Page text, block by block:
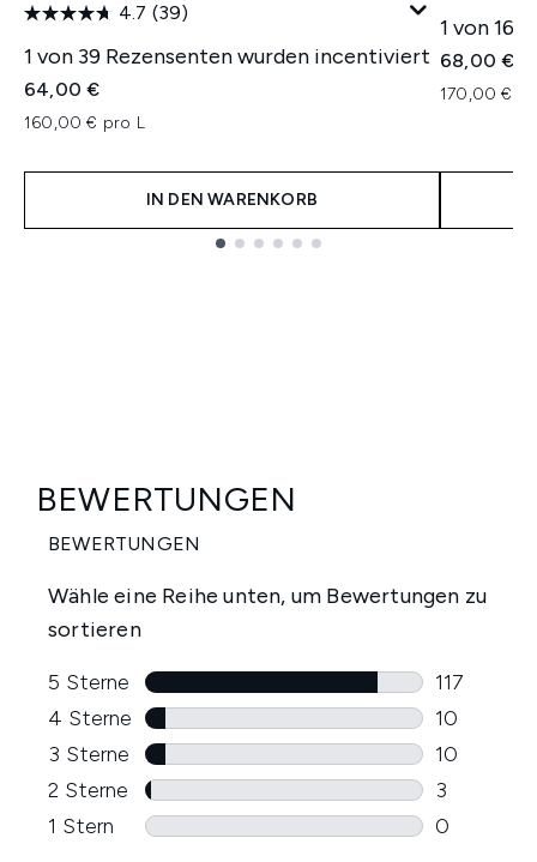
4.7 (39)
1 von 39 Rezensenten wurden incentiviert
64,00 €
160,00 € pro L
IN DEN WARENKORB
1 von
68,00 €
170,00 €